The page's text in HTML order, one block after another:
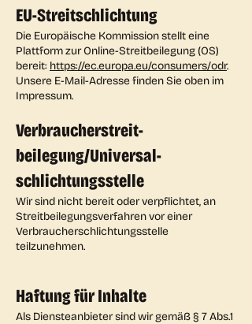
EU-Streitschlichtung
Die Europäische Kommission stellt eine
Plattform zur Online-Streitbeilegung (OS)
bereit: https://ec.europa.eu/consumers/odr.
Unsere E-Mail-Adresse finden Sie oben im
Impressum.
Verbraucher­streit­
beilegung/Universal­
schlichtungs­stelle
Wir sind nicht bereit oder verpflichtet, an
Streitbeilegungsverfahren vor einer
Verbraucherschlichtungsstelle
teilzunehmen.
Haftung für Inhalte
Als Diensteanbieter sind wir gemäß § 7 Abs.1